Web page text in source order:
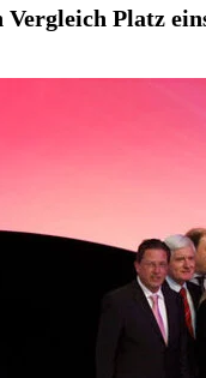
Platz